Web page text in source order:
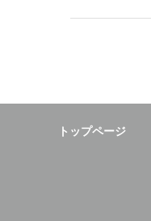
トップページ